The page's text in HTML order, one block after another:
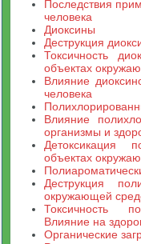
Последствия
человека
Диоксины
Деструкция
Токсичность
объектах
Влияние
человека
Влияние
организмы и
Детоксикация
объектах
Деструкция
окружающей
Токсичность
Влияние на
Органические